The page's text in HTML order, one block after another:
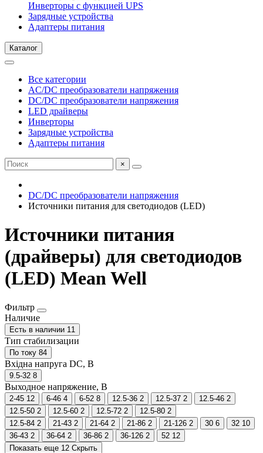
Инверторы с функцией UPS
Зарядные устройства
Адаптеры питания
Каталог
Все категории
AC/DC преобразователи напряжения
DC/DC преобразователи напряжения
LED драйверы
Инверторы
Зарядные устройства
Адаптеры питания
×
DC/DC преобразователи напряжения
Источники питания для светодиодов (LED)
Источники питания
(драйверы) для светодиодов
(LED) Mean Well
Фильтр
Наличие
Есть в наличии 11
Тип стабилизации
По току 84
Вхідна напруга DC, В
9.5-32 8
Выходное напряжение, В
2-45 12 6-46 4 6-52 8 12.5-36 2 12.5-37 2 12.5-46 2
12.5-50 2 12.5-60 2 12.5-72 2 12.5-80 2
12.5-84 2 21-43 2 21-64 2 21-86 2 21-126 2 30 6 32 10
36-43 2 36-64 2 36-86 2 36-126 2 52 12
Показать еще 12 Скрыть